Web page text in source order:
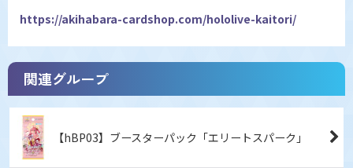
https://akihabara-cardshop.com/hololive-kaitori/
関連グループ
【hBP03】ブースターパック「エリートスパーク」